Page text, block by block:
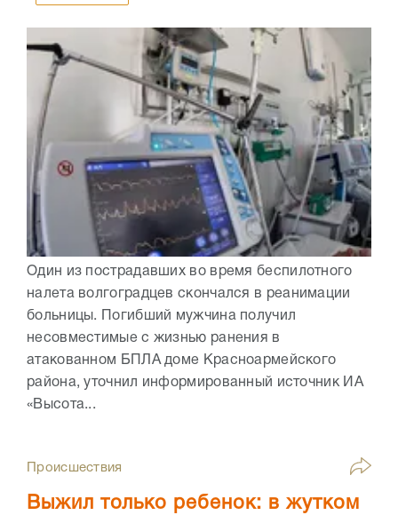
Один из пострадавших во время беспилотного
налета волгоградцев скончался в реанимации
больницы. Погибший мужчина получил
несовместимые с жизнью ранения в
атакованном БПЛА доме Красноармейского
района, уточнил информированный источник ИА
«Высота...
Происшествия
Выжил только ребенок: в жутком